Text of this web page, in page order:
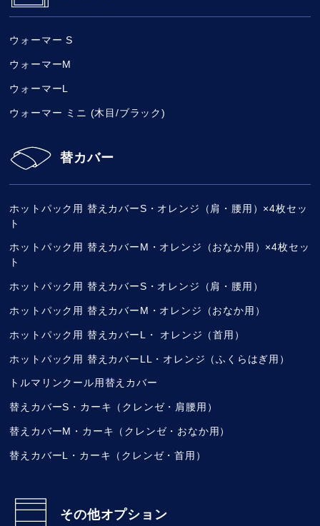
ウォーマー S
ウォーマーM
ウォーマーL
ウォーマー ミニ (木目/ブラック)
替カバー
ホットパック用 替えカバーS・オレンジ（肩・腰用）×4枚セッ
ト
ホットパック用 替えカバーM・オレンジ（おなか用）×4枚セッ
ト
ホットパック用 替えカバーS・オレンジ（肩・腰用）
ホットパック用 替えカバーM・オレンジ（おなか用）
ホットパック用 替えカバーL・ オレンジ（首用）
ホットパック用 替えカバーLL・オレンジ（ふくらはぎ用）
トルマリンクール用替えカバー
替えカバーS・カーキ（クレンゼ・肩腰用）
替えカバーM・カーキ（クレンゼ・おなか用）
替えカバーL・カーキ（クレンゼ・首用）
その他オプション